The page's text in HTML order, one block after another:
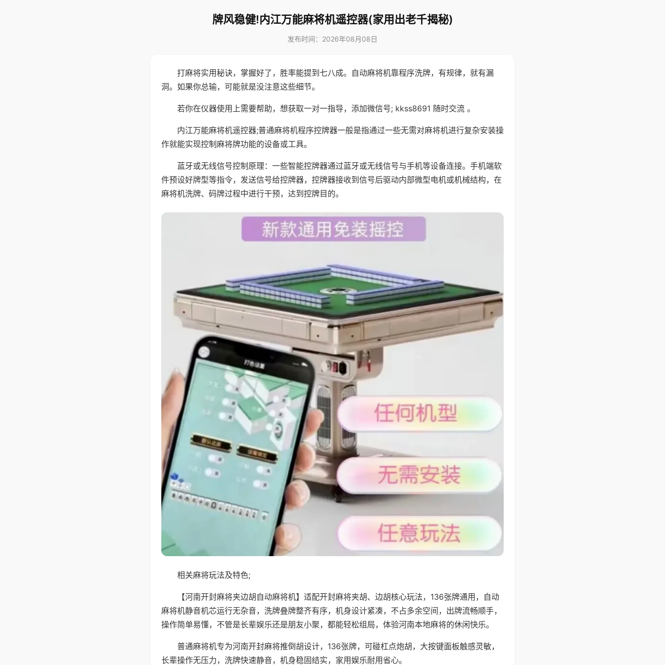
牌风稳健!内江万能麻将机遥控器(家用出老千揭秘)
发布时间：2026年08月08日
打麻将实用秘诀，掌握好了，胜率能提到七八成。自动麻将机靠程序洗牌，有规律，就有漏
洞。如果你总输，可能就是没注意这些细节。
若你在仪器使用上需要帮助，想获取一对一指导，添加微信号; kkss8691 随时交流 。
内江万能麻将机遥控器;普通麻将机程序控牌器一般是指通过一些无需对麻将机进行复杂安装操
作就能实现控制麻将牌功能的设备或工具。
蓝牙或无线信号控制原理：一些智能控牌器通过蓝牙或无线信号与手机等设备连接。手机端软
件预设好牌型等指令，发送信号给控牌器，控牌器接收到信号后驱动内部微型电机或机械结构，在
麻将机洗牌、码牌过程中进行干预，达到控牌目的。
相关麻将玩法及特色;
【河南开封麻将夹边胡自动麻将机】适配开封麻将夹胡、边胡核心玩法，136张牌通用，自动
麻将机静音机芯运行无杂音，洗牌叠牌整齐有序，机身设计紧凑，不占多余空间，出牌流畅顺手，
操作简单易懂，不管是长辈娱乐还是朋友小聚，都能轻松组局，体验河南本地麻将的休闲快乐。
普通麻将机专为河南开封麻将推倒胡设计，136张牌，可碰杠点炮胡，大按键面板触感灵敏，
长辈操作无压力，洗牌快速静音，机身稳固结实，家用娱乐耐用省心。